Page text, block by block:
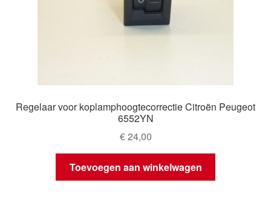
Regelaar voor koplamphoogtecorrectie Citroën Peugeot
6552YN
€24,00
Toevoegen aan winkelwagen